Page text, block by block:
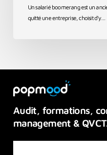
Un salarié boomerang est un
quitté une entreprise, choisit d'y…
Audit, formations,
management &